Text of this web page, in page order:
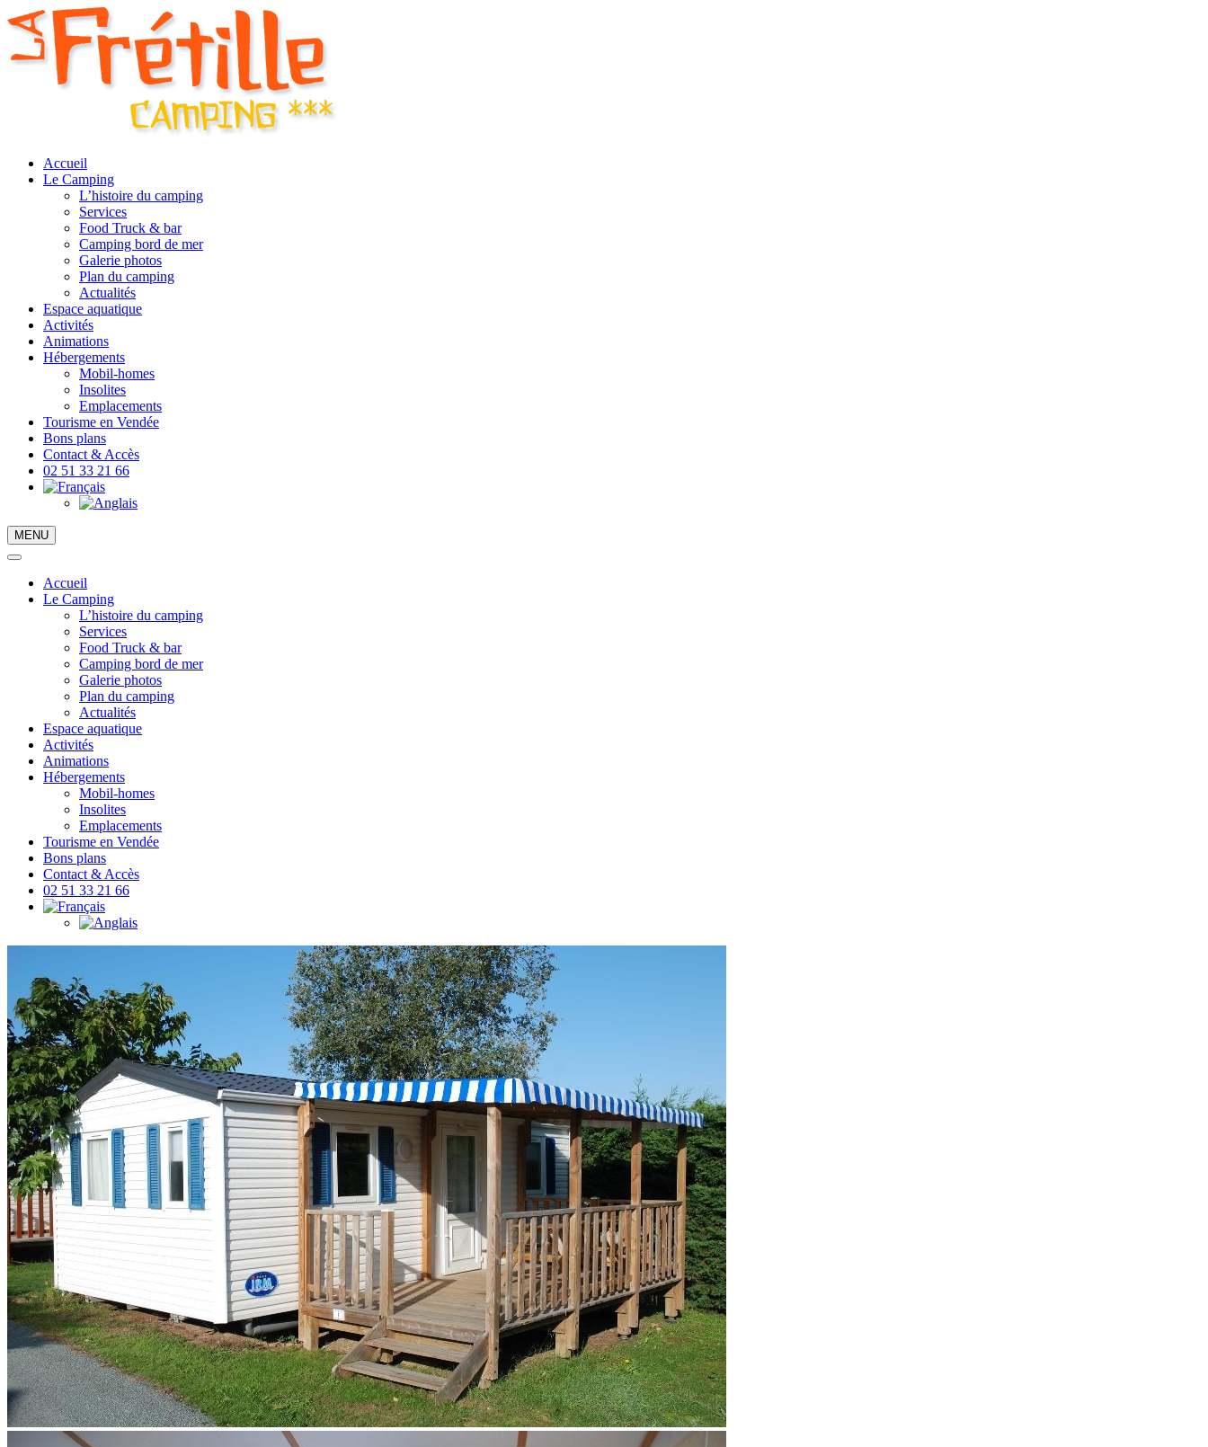
Accueil
Le Camping
L’histoire du camping
Services
Food Truck & bar
Camping bord de mer
Galerie photos
Plan du camping
Actualités
Espace aquatique
Activités
Animations
Hébergements
Mobil-homes
Insolites
Emplacements
Tourisme en Vendée
Bons plans
Contact & Accès
02 51 33 21 66
MENU
Accueil
Le Camping
L’histoire du camping
Services
Food Truck & bar
Camping bord de mer
Galerie photos
Plan du camping
Actualités
Espace aquatique
Activités
Animations
Hébergements
Mobil-homes
Insolites
Emplacements
Tourisme en Vendée
Bons plans
Contact & Accès
02 51 33 21 66